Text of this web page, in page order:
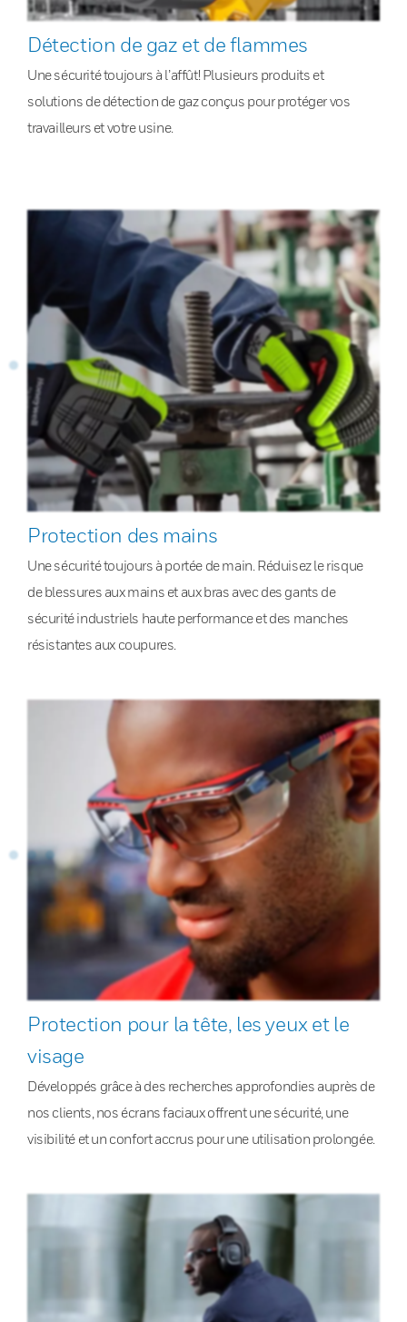
Détection de gaz et de flammes
Une sécurité toujours à l’affût! Plusieurs produits et
solutions de détection de gaz conçus pour protéger vos
travailleurs et votre usine.
Protection des mains
Une sécurité toujours à portée de main. Réduisez le risque
de blessures aux mains et aux bras avec des gants de
sécurité industriels haute performance et des manches
résistantes aux coupures.
Protection pour la tête, les yeux et le
visage
Développés grâce à des recherches approfondies auprès de
nos clients, nos écrans faciaux offrent une sécurité, une
visibilité et un confort accrus pour une utilisation prolongée.